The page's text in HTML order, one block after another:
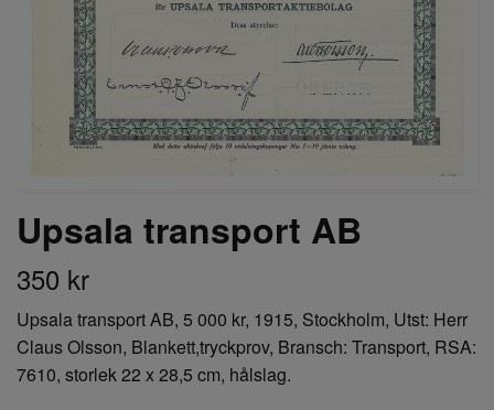
Upsala transport AB
350 kr
Upsala transport AB, 5 000 kr, 1915, Stockholm, Utst: Herr
Claus Olsson, Blankett,tryckprov, Bransch: Transport, RSA:
7610, storlek 22 x 28,5 cm, hålslag.